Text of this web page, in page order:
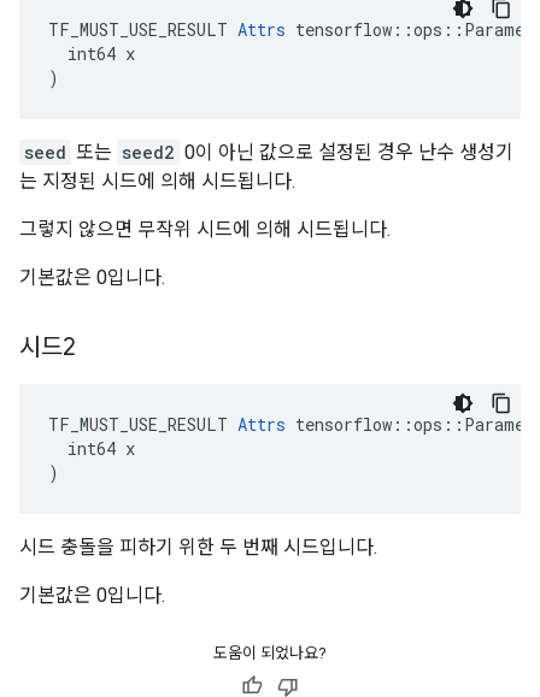
TF_MUST_USE_RESULT Attrs
  int64 x
)
seed 또는 seed2 0이 아닌 값으로 설정된 경우 난수 생성기
는 지정된 시드에 의해 시드됩니다.
그렇지 않으면 무작위 시드에 의해 시드됩니다.
기본값은 0입니다.
시드2
TF_MUST_USE_RESULT Attrs
  int64 x
)
시드 충돌을 피하기 위한 두 번째 시드입니다.
기본값은 0입니다.
도움이 되었나요?